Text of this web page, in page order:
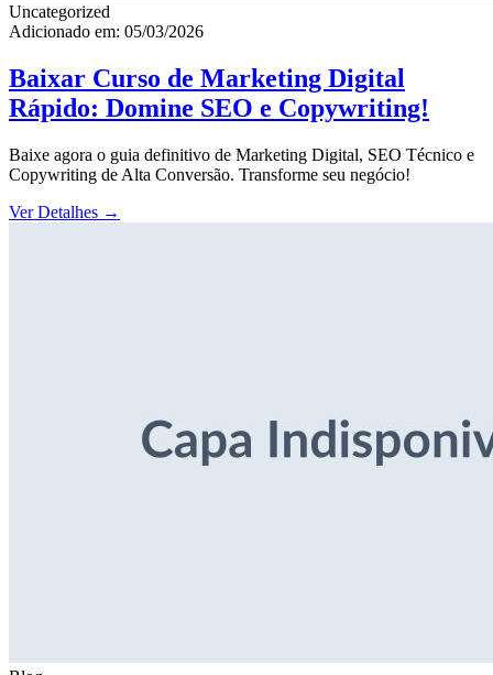
Uncategorized
Adicionado em: 05/03/2026
Baixar Curso de Marketing Digital
Rápido: Domine SEO e Copywriting!
Baixe agora o guia definitivo de Marketing Digital, SEO Técnico e
Copywriting de Alta Conversão. Transforme seu negócio!
Ver Detalhes →